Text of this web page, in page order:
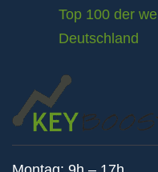
Top 100 der
Deutschland